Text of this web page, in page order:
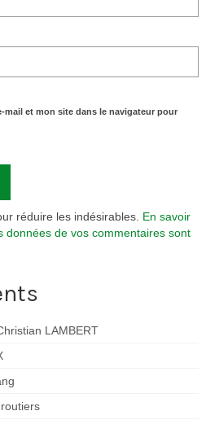
mail et mon site dans le navigateur pour
réduire les indésirables. En savoir
données de vos commentaires sont
LAMBERT